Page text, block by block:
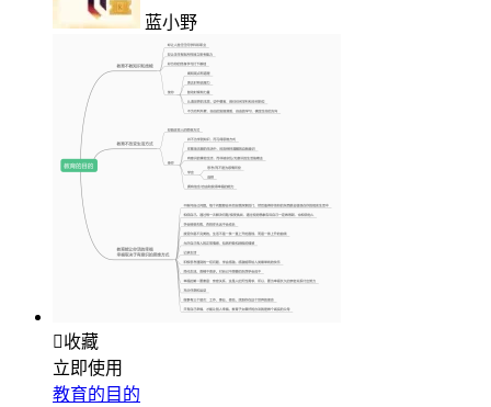
蓝小野
收藏
立即使用
教育的目的